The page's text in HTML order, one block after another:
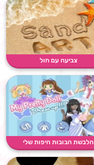
צביעה עם חול
הלבשת הבובות היפות שלי